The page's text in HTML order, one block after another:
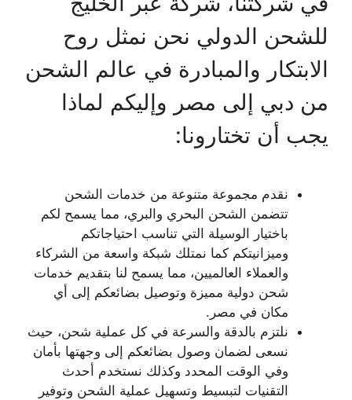
للشحن الدولي نحن نمثل روح
الابتكار والمبادرة في عالم الشحن
من دبي إلى مصر وإليكم لماذا
يجب أن تختارونا:
نقدم مجموعة متنوعة من خدمات الشحن
تتضمن الشحن البحري والبري، مما يسمح لكم
باختيار الوسيلة التي تناسب احتياجاتكم
وميزانيتكم كما نمتلك شبكة واسعة من الشركاء
والعملاء العالميين، مما يسمح لنا بتقديم خدمات
شحن دولية مميزة وتوصيل بضائعكم إلى أي
مكان في مصر.
نلتزم بالدقة والسرعة في كل عملية شحن، حيث
نسعى لضمان وصول بضائعكم إلى وجهتها بأمان
وفي الوقت المحدد وكذلك نستخدم أحدث
التقنيات لتبسيط وتسهيل عملية الشحن وتوفير